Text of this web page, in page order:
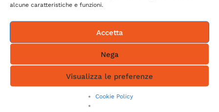
alcune caratteristiche e funzioni.
Accetta
Nega
Visualizza le preferenze
Cookie Policy
agenti cessione quinto software crm agenti
crm cessione crm cessione quinto crm economico